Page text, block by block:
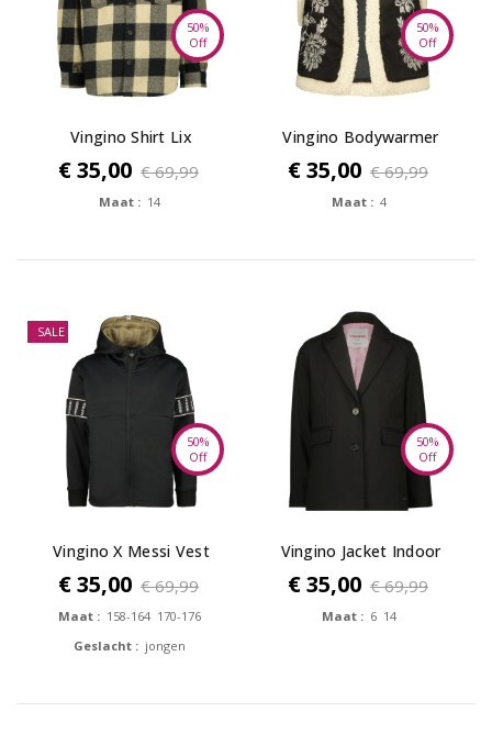
50%
Off
Vingino Shirt Lix
€ 35,00 € 69,99
Maat : 14
50%
Off
Vingino Bodywarmer
Tara
€ 35,00 € 69,99
Maat : 4
SALE
50%
Off
Vingino X Messi Vest
Omas
€ 35,00 € 69,99
Maat : 158-164 170-176
Geslacht : jongen
50%
Off
Vingino Jacket Indoor
Tiana
€ 35,00 € 69,99
Maat : 6 14